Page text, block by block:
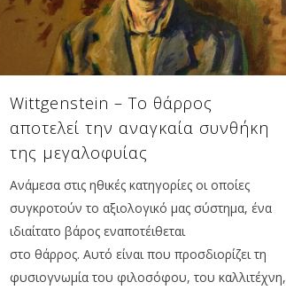
Wittgenstein – Το θάρρος
αποτελεί την αναγκαία συνθήκη
της μεγαλοφυίας
Ανάμεσα στις ηθικές κατηγορίες οι οποίες
συγκροτούν το αξιολογικό μας σύστημα, ένα
ιδιαίτατο βάρος εναποτέιθεται
στο θάρρος. Αυτό είναι που προσδιορίζει τη
φυσιογνωμία του φιλοσόφου, του καλλιτέχνη,